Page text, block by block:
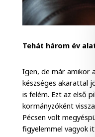
Tehát három év
Igen, de már amikor
készséges akarattal
is felém. Ezt az első
kormányzóként
Pécsen volt
figyelemmel vagyok